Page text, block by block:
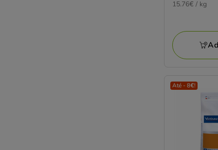
47.29€
15.76€
15.76€ / kg
Até - 8€!